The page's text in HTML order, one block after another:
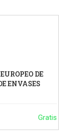
DE
ENVASES
Gratis